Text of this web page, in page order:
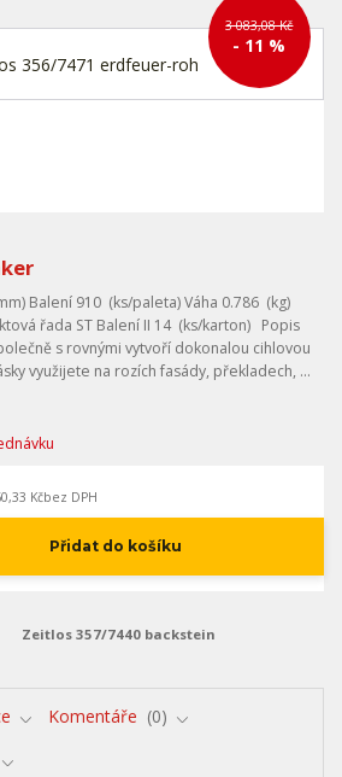
3 083,08 Kč
- 11 %
Balení 910 (ks/paleta) Váha 0.786 (kg)
řada ST Balení II 14 (ks/karton) Popis
s rovnými vytvoří dokonalou cihlovou
využijete na rozích fasády, překladech, ...
Kčbez DPH
Přidat do košíku
Zeitlos 357/7440 backstein
Komentáře
0